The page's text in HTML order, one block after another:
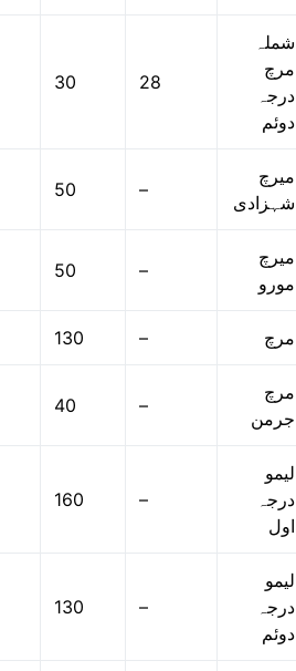
30 28
شملہ
مرچ
درجہ
دوئم
50 –
میرچ
شہزادی
50 –
میرچ
مورو
130 – مرچ
40 –
مرچ
جرمن
160 –
لیمو
درجہ
اول
130 –
لیمو
درجہ
دوئم